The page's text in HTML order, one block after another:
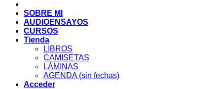
SOBRE MI
AUDIOENSAYOS
CURSOS
Tienda
LIBROS
CAMISETAS
LÁMINAS
AGENDA (sin fechas)
Acceder